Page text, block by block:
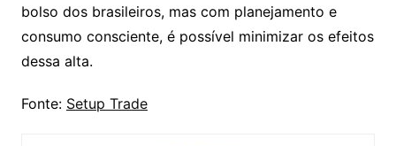
bolso dos brasileiros, mas com planejamento e
consumo consciente, é possível minimizar os efeitos
dessa alta.
Fonte: Setup Trade